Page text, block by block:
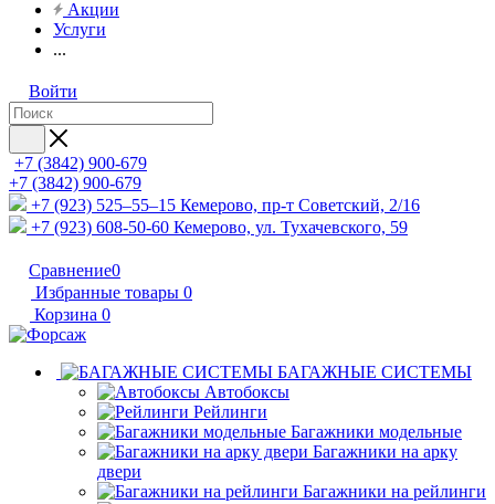
Акции
Услуги
...
Войти
+7 (3842) 900-679
+7 (3842) 900-679
+7 (923) 525–55–15 Кемерово, пр-т Советский, 2/16
+7 (923) 608-50-60 Кемерово, ул. Тухачевского, 59
Сравнение0
Избранные товары 0
Корзина 0
БАГАЖНЫЕ СИСТЕМЫ
Автобоксы
Рейлинги
Багажники модельные
Багажники на арку
двери
Багажники на рейлинги